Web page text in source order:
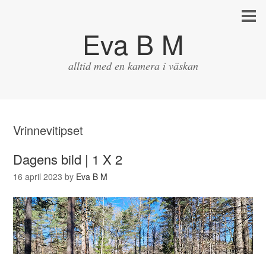
Eva B M
alltid med en kamera i väskan
Vrinnevitipset
Dagens bild | 1 X 2
16 april 2023 by Eva B M